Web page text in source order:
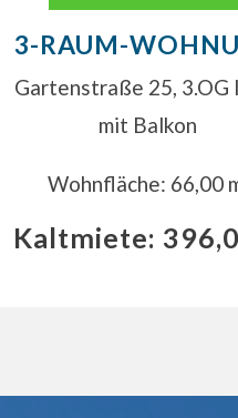
3-RAUM-
Gartenstraße 25, 3.OG
mit Balkon
Wohnfläche: 66,00
Kaltmiete: